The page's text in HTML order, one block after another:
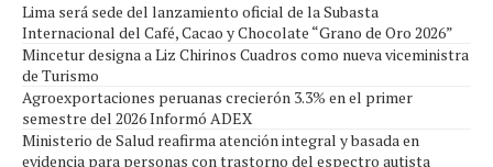
Lima será sede del lanzamiento oficial de la Subasta
Internacional del Café, Cacao y Chocolate “Grano de Oro 2026”
Mincetur designa a Liz Chirinos Cuadros como nueva viceministra
de Turismo
Agroexportaciones peruanas crecierón 3.3% en el primer
semestre del 2026 Informó ADEX
Ministerio de Salud reafirma atención integral y basada en
evidencia para personas con trastorno del espectro autista